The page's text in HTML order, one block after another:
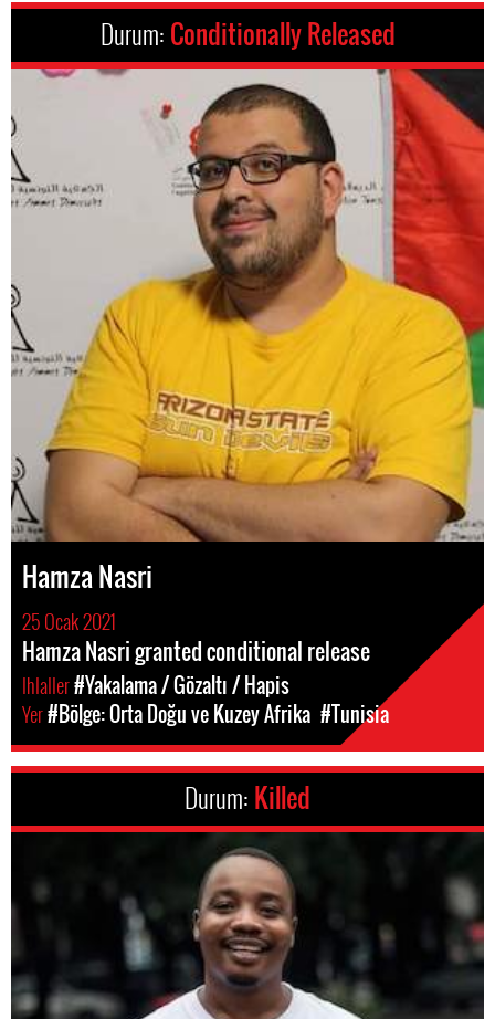
Durum: Conditionally Released
Hamza Nasri
25 Ocak 2021
Hamza Nasri granted conditional release
Ihlaller#Yakalama / Gözaltı / Hapis
Yer#Bölge: Orta Doğu ve Kuzey Afrika #Tunisia
Durum: Killed